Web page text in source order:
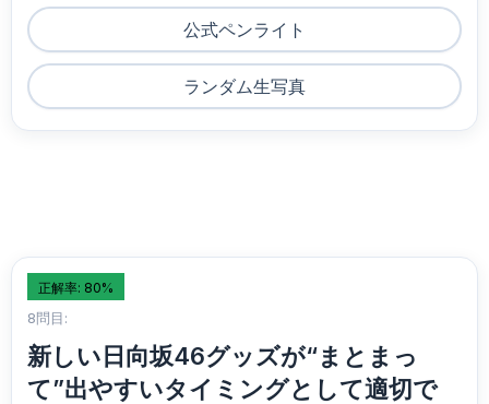
公式ペンライト
ランダム生写真
正解率: 80%
8問目:
新しい日向坂46グッズが“まとまっ
て”出やすいタイミングとして適切で